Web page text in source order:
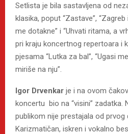
Setlista je bila sastavljena od
klasika, poput “Zastave”,
me dotakne” i “Uhvati ritama, a
pri kraju koncertnog repertoara i
pjesama “Lutka za bal”, “Ugasi
miriše na nju”.
Igor Drvenkar je i na ovom
koncertu bio na “visini” zadatka.
publikom nije prestajala od prvog
Karizmatičan, iskren i vokalno